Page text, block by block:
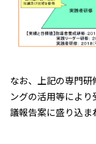
なお、上記の専門
ングの活用等によ
議報告案に盛り込ま